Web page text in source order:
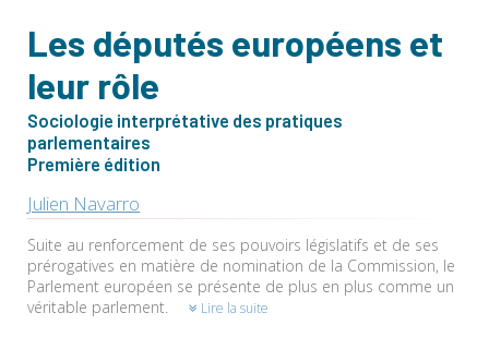
Les députés européens et
leur rôle
Sociologie interprétative des pratiques
parlementaires
Première édition
Julien Navarro
Suite au renforcement de ses pouvoirs législatifs et de ses
prérogatives en matière de nomination de la Commission, le
Parlement européen se présente de plus en plus comme un
véritable parlement.
Lire la suite